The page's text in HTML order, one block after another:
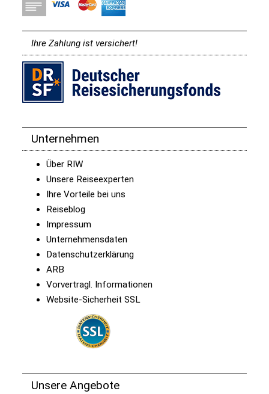
Ihre Zahlung ist versichert!
Unternehmen
Über RIW
Unsere Reiseexperten
Ihre Vorteile bei uns
Reiseblog
Impressum
Unternehmensdaten
Datenschutzerklärung
ARB
Vorvertragl. Informationen
Website-Sicherheit SSL
Unsere Angebote